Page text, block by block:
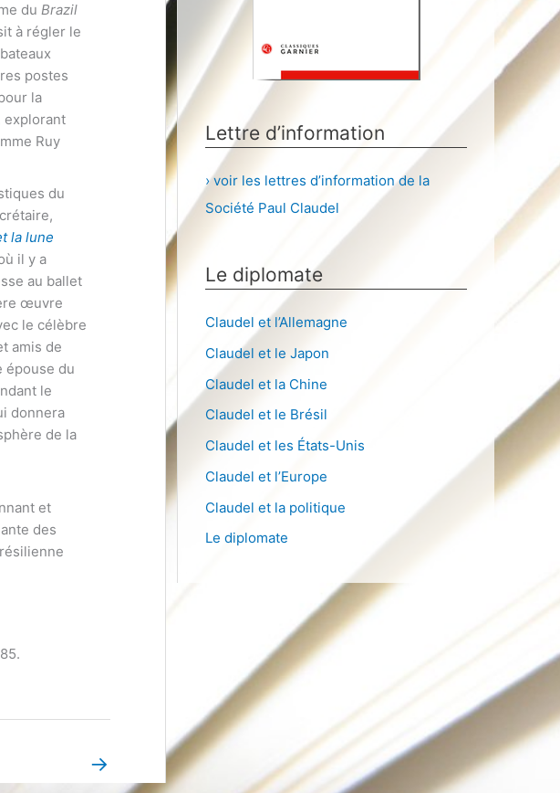
du Brazil
à régler le
postes
la
explorant
Ruy
du
la lune
il y a
au ballet
œuvre
le célèbre
amis de
épouse du
le
donnera
de la
et
des
→
Lettre d’information
› voir les lettres d’information de la
Société Paul Claudel
Le diplomate
Claudel et l’Allemagne
Claudel et le Japon
Claudel et la Chine
Claudel et le Brésil
Claudel et les États-Unis
Claudel et l’Europe
Claudel et la politique
Le diplomate